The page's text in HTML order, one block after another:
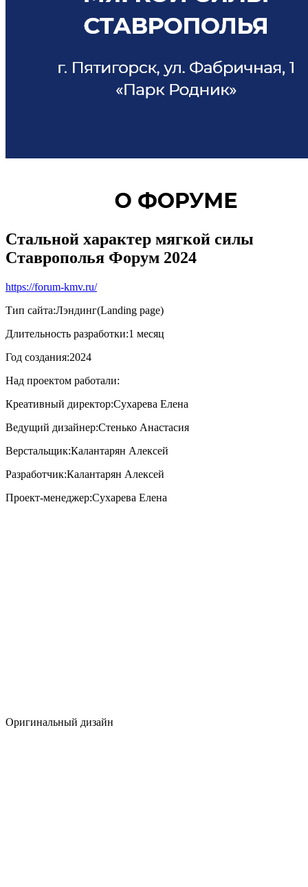
Стальной характер мягкой силы
Ставрополья Форум 2024
https://forum-kmv.ru/
Тип сайта:Лэндинг(Landing page)
Длительность разработки:1 месяц
Год создания:2024
Над проектом работали:
Креативный директор:Сухарева Елена
Ведущий дизайнер:Стенько Анастасия
Верстальщик:Калантарян Алексей
Разработчик:Калантарян Алексей
Проект-менеджер:Сухарева Елена
Оригинальный дизайн